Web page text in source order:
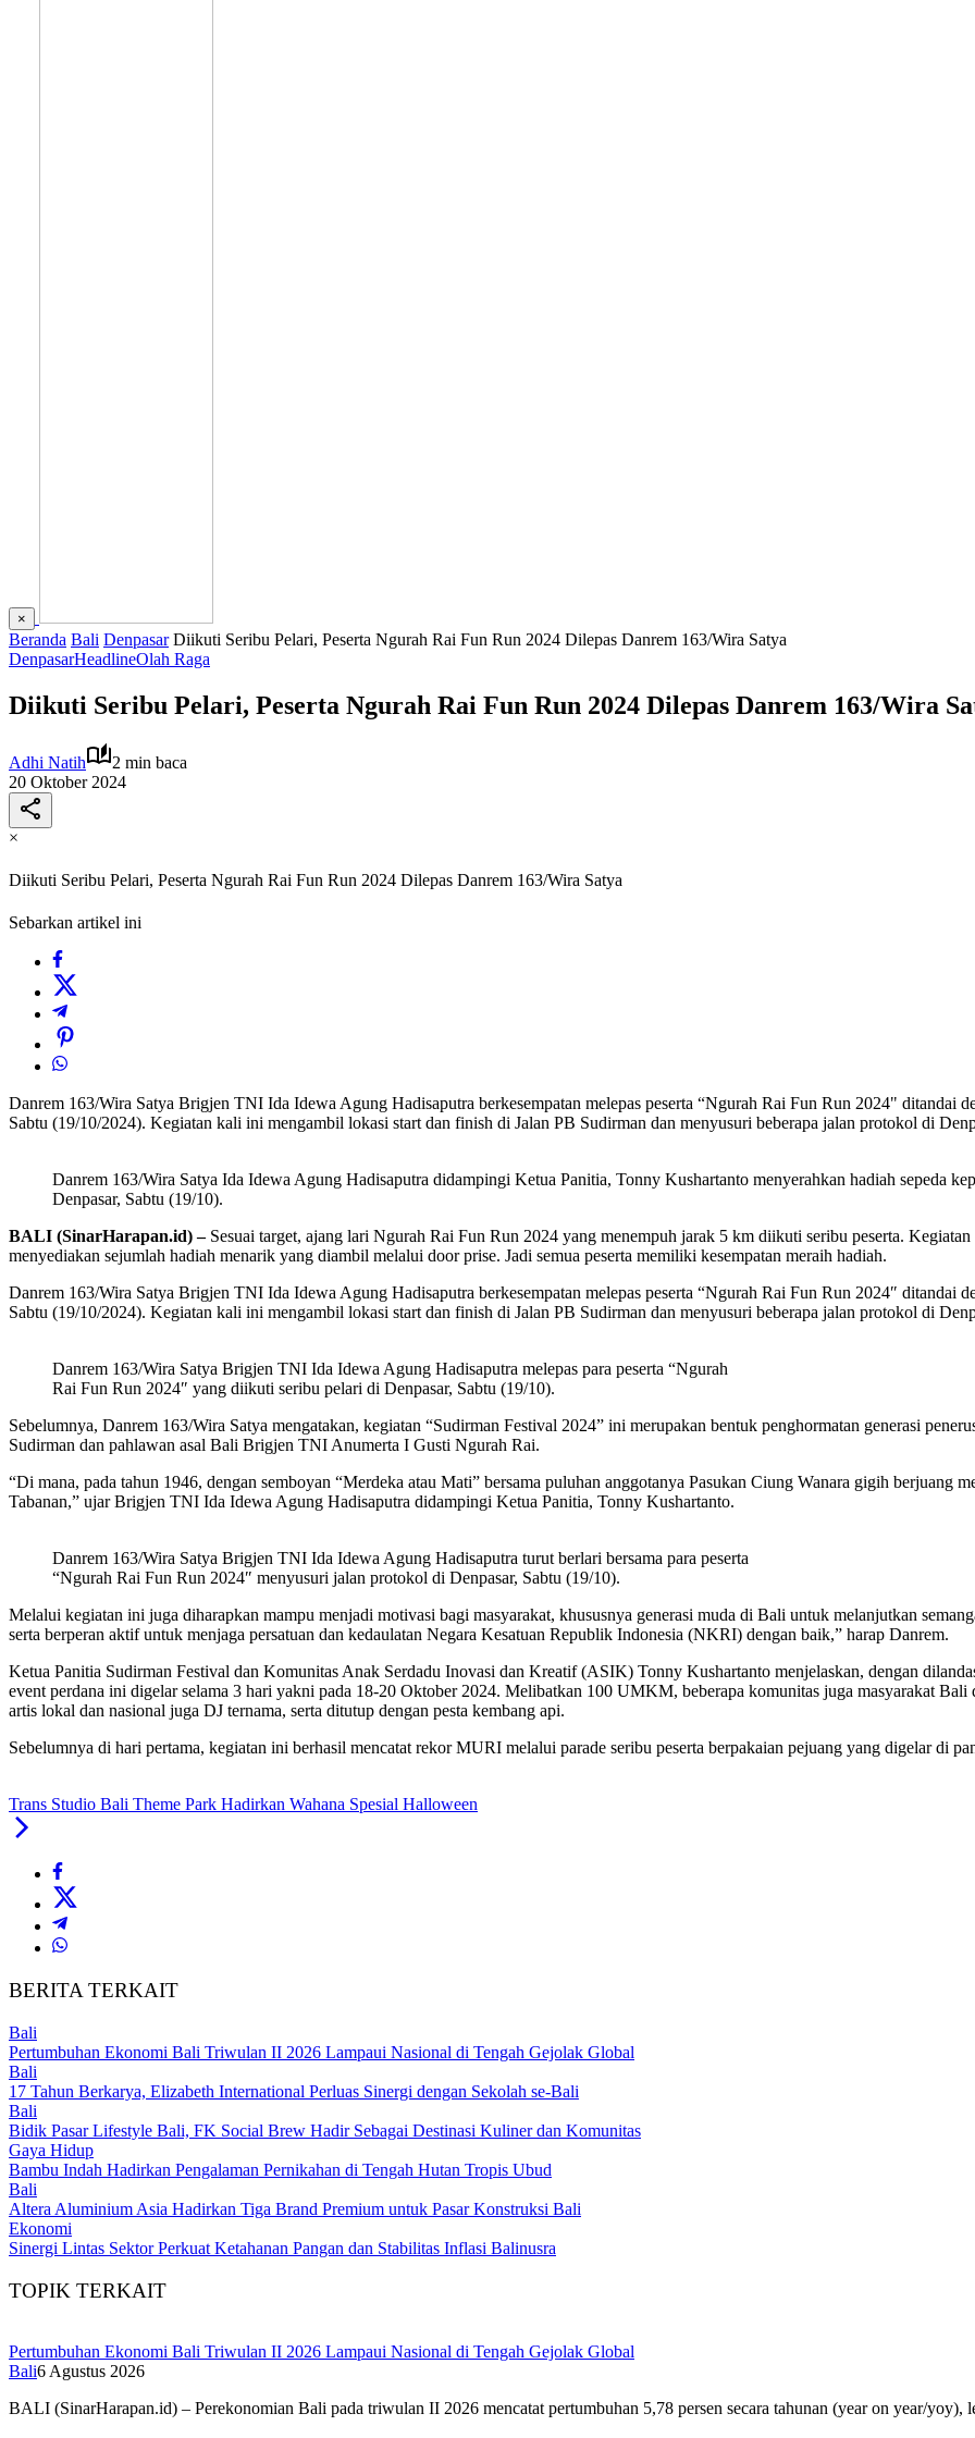
×
Beranda Bali Denpasar Diikuti Seribu Pelari, Peserta Ngurah Rai Fun Run 2024 Dilepas Danrem 163/Wira Satya
DenpasarHeadlineOlah Raga
Diikuti Seribu Pelari, Peserta Ngurah Rai Fun Run 2024 Dilepas Danrem 163/Wira
Adhi Natih
2 min baca
20 Oktober 2024
×
Diikuti Seribu Pelari, Peserta Ngurah Rai Fun Run 2024 Dilepas Danrem 163/Wira Satya
Sebarkan artikel ini
Danrem 163/Wira Satya Brigjen TNI Ida Idewa Agung Hadisaputra berkesempatan melepas peserta “Ngurah Rai Fun Run 2024" ditandai
Sabtu (19/10/2024). Kegiatan kali ini mengambil lokasi start dan finish di Jalan PB Sudirman dan menyusuri beberapa jalan protokol di
Danrem 163/Wira Satya Ida Idewa Agung Hadisaputra didampingi Ketua Panitia, Tonny Kushartanto menyerahkan hadiah sepeda
Denpasar, Sabtu (19/10).
BALI (SinarHarapan.id) –Sesuai target, ajang lari Ngurah Rai Fun Run 2024 yang menempuh jarak 5 km diikuti seribu peserta.
menyediakan sejumlah hadiah menarik yang diambil melalui door prise. Jadi semua peserta memiliki kesempatan meraih hadiah.
Danrem 163/Wira Satya Brigjen TNI Ida Idewa Agung Hadisaputra berkesempatan melepas peserta “Ngurah Rai Fun Run 2024″ ditandai
Sabtu (19/10/2024). Kegiatan kali ini mengambil lokasi start dan finish di Jalan PB Sudirman dan menyusuri beberapa jalan protokol di
Danrem 163/Wira Satya Brigjen TNI Ida Idewa Agung Hadisaputra melepas para peserta “Ngurah
Rai Fun Run 2024″ yang diikuti seribu pelari di Denpasar, Sabtu (19/10).
Sebelumnya, Danrem 163/Wira Satya mengatakan, kegiatan “Sudirman Festival 2024” ini merupakan bentuk penghormatan generasi
Sudirman dan pahlawan asal Bali Brigjen TNI Anumerta I Gusti Ngurah Rai.
“Di mana, pada tahun 1946, dengan semboyan “Merdeka atau Mati” bersama puluhan anggotanya Pasukan Ciung Wanara gigih berjuang
Tabanan,” ujar Brigjen TNI Ida Idewa Agung Hadisaputra didampingi Ketua Panitia, Tonny Kushartanto.
Danrem 163/Wira Satya Brigjen TNI Ida Idewa Agung Hadisaputra turut berlari bersama para peserta
“Ngurah Rai Fun Run 2024″ menyusuri jalan protokol di Denpasar, Sabtu (19/10).
Melalui kegiatan ini juga diharapkan mampu menjadi motivasi bagi masyarakat, khususnya generasi muda di Bali untuk melanjutkan
serta berperan aktif untuk menjaga persatuan dan kedaulatan Negara Kesatuan Republik Indonesia (NKRI) dengan baik,” harap Danrem.
Ketua Panitia Sudirman Festival dan Komunitas Anak Serdadu Inovasi dan Kreatif (ASIK) Tonny Kushartanto menjelaskan, dengan
event perdana ini digelar selama 3 hari yakni pada 18-20 Oktober 2024. Melibatkan 100 UMKM, beberapa komunitas juga masyarakat Bali
artis lokal dan nasional juga DJ ternama, serta ditutup dengan pesta kembang api.
Sebelumnya di hari pertama, kegiatan ini berhasil mencatat rekor MURI melalui parade seribu peserta berpakaian pejuang yang digelar di
Trans Studio Bali Theme Park Hadirkan Wahana Spesial Halloween
BERITA TERKAIT
Bali
Pertumbuhan Ekonomi Bali Triwulan II 2026 Lampaui Nasional di Tengah Gejolak Global
Bali
17 Tahun Berkarya, Elizabeth International Perluas Sinergi dengan Sekolah se-Bali
Bali
Bidik Pasar Lifestyle Bali, FK Social Brew Hadir Sebagai Destinasi Kuliner dan Komunitas
Gaya Hidup
Bambu Indah Hadirkan Pengalaman Pernikahan di Tengah Hutan Tropis Ubud
Bali
Altera Aluminium Asia Hadirkan Tiga Brand Premium untuk Pasar Konstruksi Bali
Ekonomi
Sinergi Lintas Sektor Perkuat Ketahanan Pangan dan Stabilitas Inflasi Balinusra
TOPIK TERKAIT
Pertumbuhan Ekonomi Bali Triwulan II 2026 Lampaui Nasional di Tengah Gejolak Global
Bali6 Agustus 2026
BALI (SinarHarapan.id) – Perekonomian Bali pada triwulan II 2026 mencatat pertumbuhan 5,78 persen secara tahunan (year on year/